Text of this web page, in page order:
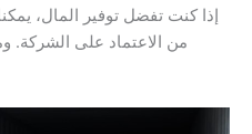
إذا كنت تفضل توفير المال،
من الاعتماد على الشركة.